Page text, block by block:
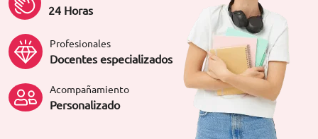
24 Horas
Profesionales
Docentes especializados
Acompañamiento
Personalizado